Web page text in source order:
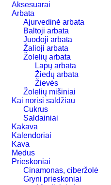
Aksesuarai
Arbata
Ajurvedinė arbata
Baltoji arbata
Juodoji arbata
Žalioji arbata
Žolelių arbata
Lapų arbata
Žiedų arbata
Žievės
Žolelių mišiniai
Kai norisi saldžiau
Cukrus
Saldainiai
Kakava
Kalendoriai
Kava
Medus
Prieskoniai
Cinamonas, ciberžolė
Gryni prieskoniai